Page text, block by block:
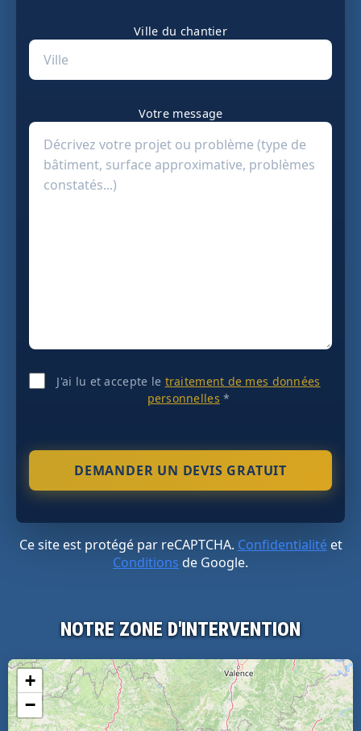
Ville du chantier
Votre message
J'ai lu et accepte le traitement de mes données
personnelles *
Ce site est protégé par reCAPTCHA. Confidentialitéet
Conditions de Google.
NOTRE ZONE D'INTERVENTION
+
−